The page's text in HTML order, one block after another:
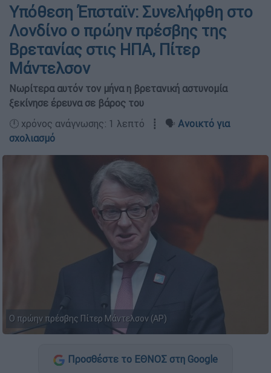
Υπόθεση Έπσταϊν: Συνελήφθη στο
Λονδίνο ο πρώην πρέσβης της
Βρετανίας στις ΗΠΑ, Πίτερ
Μάντελσον
Νωρίτερα αυτόν τον μήνα η βρετανική αστυνομία
ξεκίνησε έρευνα σε βάρος του
🕛 χρόνος ανάγνωσης: 1 λεπτό ┋ 🗣️ Ανοικτό για
σχολιασμό
Ο πρώην πρέσβης Πίτερ Μάντελσον (ΑP)
Προσθέστε το ΕΘΝΟΣ στη Google